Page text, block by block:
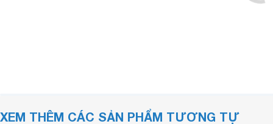
XEM THÊM CÁC SẢN PHẨM TƯƠNG TỰ